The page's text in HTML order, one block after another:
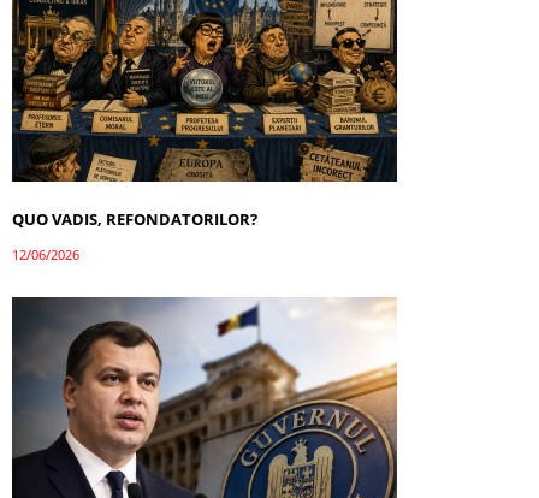
QUO VADIS, REFONDATORILOR?
12/06/2026